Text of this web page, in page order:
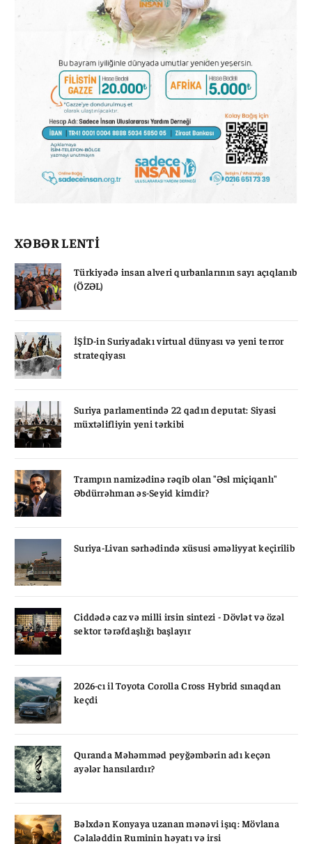
XƏBƏR LENTİ
Türkiyədə insan alveri qurbanlarının sayı açıqlanıb
(ÖZƏL)
İŞİD-in Suriyadakı virtual dünyası və yeni terror
strateqiyası
Suriya parlamentində 22 qadın deputat: Siyasi
müxtəlifliyin yeni tərkibi
Trampın namizədinə rəqib olan "Əsl miçiqanlı"
Əbdürrəhman əs-Seyid kimdir?
Suriya-Livan sərhədində xüsusi əməliyyat keçirilib
Ciddədə caz və milli irsin sintezi - Dövlət və özəl
sektor tərəfdaşlığı başlayır
2026-cı il Toyota Corolla Cross Hybrid sınaqdan
keçdi
Quranda Məhəmməd peyğəmbərin adı keçən
ayələr hansılardır?
Bəlxdən Konyaya uzanan mənəvi işıq: Mövlana
Cəlaləddin Ruminin həyatı və irsi